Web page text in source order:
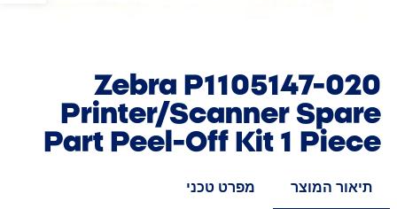
Zebra P1105147-020
Printer/Scanner Spare
Part Peel-Off Kit 1 Piece
תיאור המוצר מפרט טכני